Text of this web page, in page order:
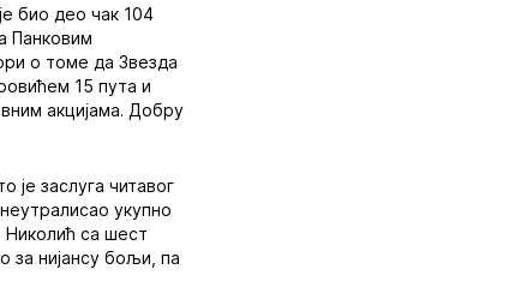
био део чак 104
Панковим
о томе да Звезда
15 пута и
акцијама. Добру
је заслуга читавог
укупно
са шест
за нијансу бољи, па